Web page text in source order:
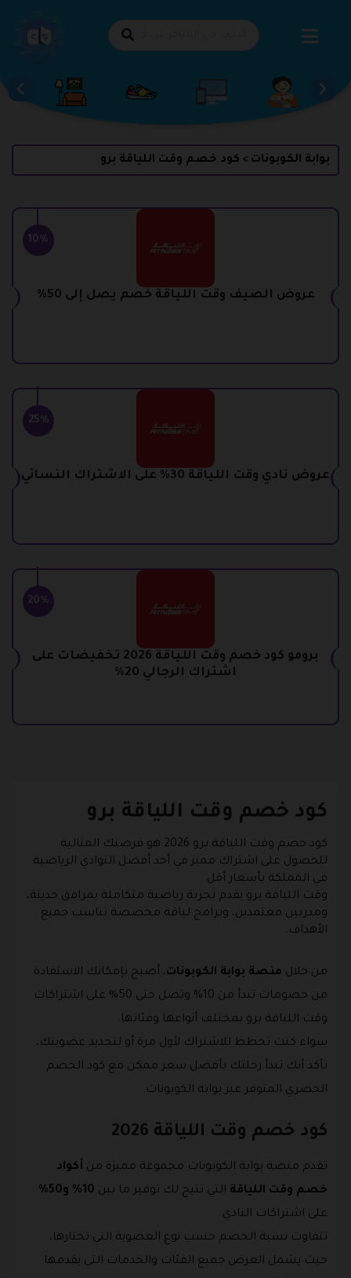
بوابة الكوبونات > كود خصم وقت اللياقة برو
10%
عروض الصيف وقت اللياقة خصم يصل إلى 50%
25%
عروض نادي وقت اللياقة 30% على الاشتراك النسائي
20%
برومو كود خصم وقت اللياقة 2026 تخفيضات على
اشتراك الرجالي 20%
كود خصم وقت اللياقة برو
كود خصم وقت اللياقة برو 2026 هو فرصتك المثالية
للحصول على اشتراك مميز في أحد أفضل النوادي الرياضية
في المملكة بأسعار أقل.
وقت اللياقة برو يقدم تجربة رياضية متكاملة بمرافق حديثة،
ومدربين معتمدين، وبرامج لياقة مخصصة تناسب جميع
الأهداف.
من خلال منصة بوابة الكوبونات، أصبح بإمكانك الاستفادة
من خصومات تبدأ من 10% وتصل حتى 50% على اشتراكات
وقت اللياقة برو بمختلف أنواعها وفئاتها.
سواء كنت تخطط للاشتراك لأول مرة أو لتجديد عضويتك،
تأكد أنك تبدأ رحلتك بأفضل سعر ممكن مع كود الخصم
الحصري المتوفر عبر بوابة الكوبونات.
كود خصم وقت اللياقة 2026
تقدم منصة بوابة الكوبونات مجموعة مميزة من أكواد
خصم وقت اللياقة التي تتيح لك توفير ما بين 10% و50%
على اشتراكات النادي.
تتفاوت نسبة الخصم حسب نوع العضوية التي تختارها،
حيث يشمل العرض جميع الفئات والخدمات التي يقدمها